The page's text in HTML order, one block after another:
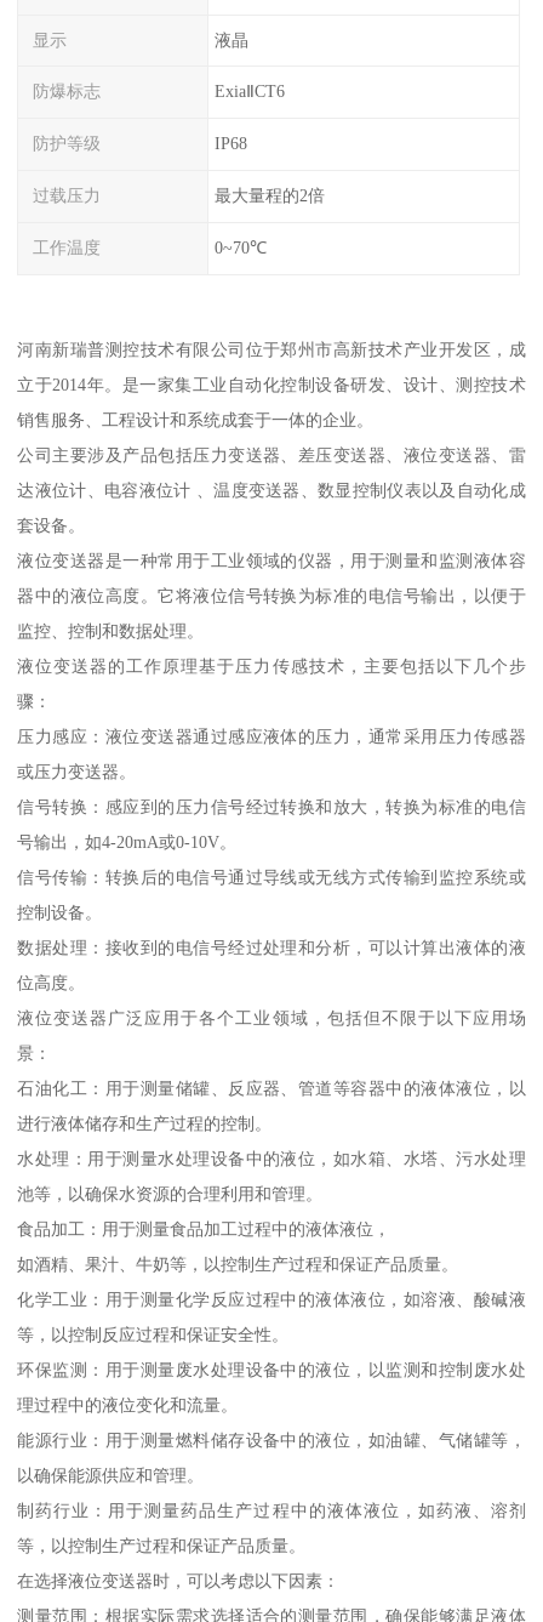
显示 液晶
防爆标志 ExiaⅡCT6
防护等级 IP68
过载压力 最大量程的2倍
工作温度 0~70℃
河南新瑞普测控技术有限公司位于郑州市高新技术产业开发区，成
立于2014年。是一家集工业自动化控制设备研发、设计、测控技术
销售服务、工程设计和系统成套于一体的企业。
公司主要涉及产品包括压力变送器、差压变送器、液位变送器、雷
达液位计、电容液位计 、温度变送器、数显控制仪表以及自动化成
套设备。
液位变送器是一种常用于工业领域的仪器，用于测量和监测液体容
器中的液位高度。它将液位信号转换为标准的电信号输出，以便于
监控、控制和数据处理。
液位变送器的工作原理基于压力传感技术，主要包括以下几个步
骤：
压力感应：液位变送器通过感应液体的压力，通常采用压力传感器
或压力变送器。
信号转换：感应到的压力信号经过转换和放大，转换为标准的电信
号输出，如4-20mA或0-10V。
信号传输：转换后的电信号通过导线或无线方式传输到监控系统或
控制设备。
数据处理：接收到的电信号经过处理和分析，可以计算出液体的液
位高度。
液位变送器广泛应用于各个工业领域，包括但不限于以下应用场
景：
石油化工：用于测量储罐、反应器、管道等容器中的液体液位，以
进行液体储存和生产过程的控制。
水处理：用于测量水处理设备中的液位，如水箱、水塔、污水处理
池等，以确保水资源的合理利用和管理。
食品加工：用于测量食品加工过程中的液体液位，
如酒精、果汁、牛奶等，以控制生产过程和保证产品质量。
化学工业：用于测量化学反应过程中的液体液位，如溶液、酸碱液
等，以控制反应过程和保证安全性。
环保监测：用于测量废水处理设备中的液位，以监测和控制废水处
理过程中的液位变化和流量。
能源行业：用于测量燃料储存设备中的液位，如油罐、气储罐等，
以确保能源供应和管理。
制药行业：用于测量药品生产过程中的液体液位，如药液、溶剂
等，以控制生产过程和保证产品质量。
在选择液位变送器时，可以考虑以下因素：
测量范围：根据实际需求选择适合的测量范围，确保能够满足液体